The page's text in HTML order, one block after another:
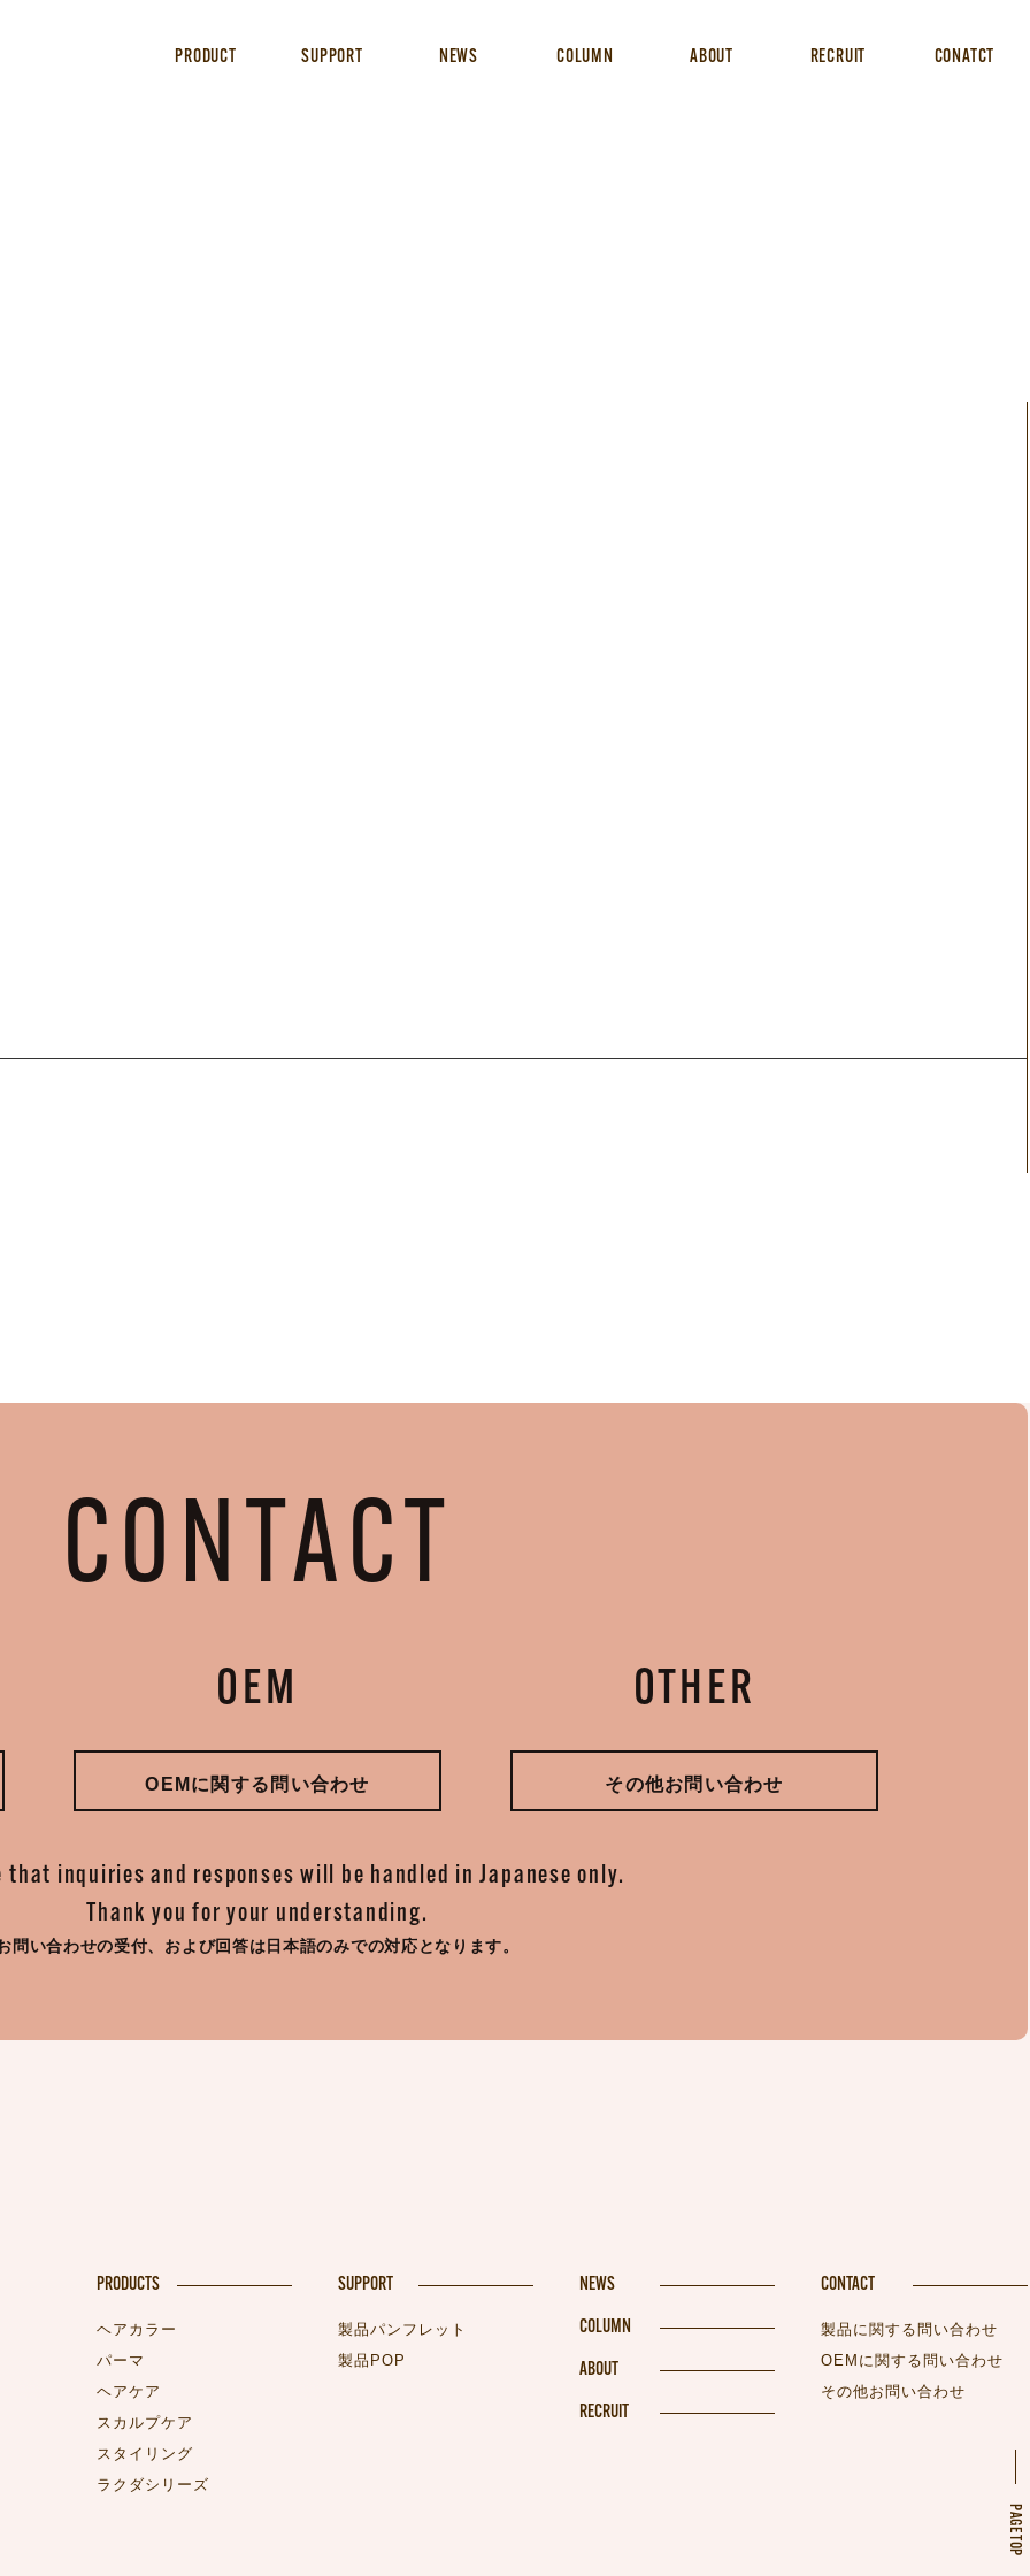
PRODUCT SUPPORT NEWS COLUMN ABOUT RECRUIT CONATCT
CONTACT
OEM
OEMに関する問い合わせ
OTHER
その他お問い合わせ
that inquiries and responses will be handled in Japanese only.
Thank you for your understanding.
問い合わせの受付、 および回答は日本語のみでの対応となります。
PRODUCTS
ヘアカラー
パーマ
ヘアケア
スカルプケア
スタイリング
ラクダシリーズ
SUPPORT
製品パンフレット
製品POP
NEWS
COLUMN
ABOUT
RECRUIT
CONTACT
製品に関する問い合わせ
OEMに関する問い合わせ
その他お問い合わせ
PAGETOP